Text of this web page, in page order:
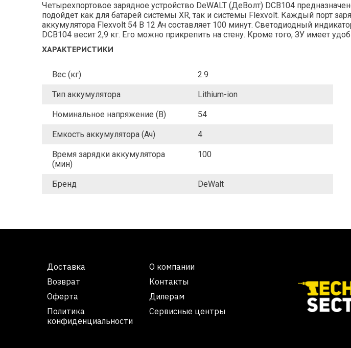
Четырехпортовое зарядное устройство DeWALT (ДеВолт) DCB104
подойдет как для батарей системы XR, так и системы Flexvolt. Каждый порт
аккумулятора Flexvolt 54 В 12 Ач составляет 100 минут. Светодиодный
DCB104 весит 2,9 кг. Его можно прикрепить на стену. Кроме того, ЗУ имеет
ХАРАКТЕРИСТИКИ
Вес (кг) 2.9
Тип аккумулятора Lithium-ion
Номинальное напряжение (В) 54
Емкость аккумулятора (Ач) 4
Время зарядки аккумулятора
(мин)
100
Бренд DeWalt
Доставка
О компании
Возврат
Контакты
Оферта
Дилерам
Политика
конфиденциальности
Сервисные центры